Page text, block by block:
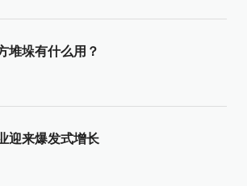
堆垛有什么用？
迎来爆发式增长